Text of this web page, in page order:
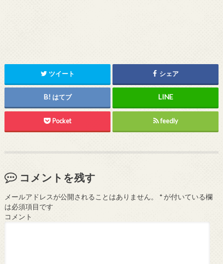
ツイート シェア
はてブ
Pocket feedly
コメントを残す
メールアドレスが公開されることはありません。 *が付いている欄
は必須項目です
コメント